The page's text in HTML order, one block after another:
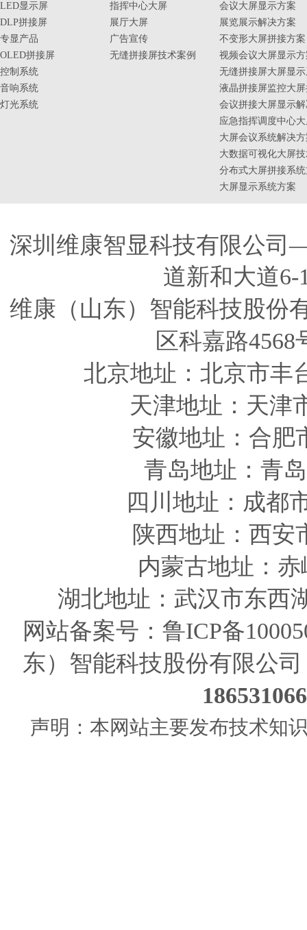
LED显示屏
DLP拼接屏
专显产品
OLED拼接屏
控制系统
音响系统
灯光系统
指挥中心大屏
展厅大屏
广告宣传
无缝拼接屏技术案例
会议大屏显示方案
展览展示解决方案
不变形大屏拼接方案
视频会议大屏显示
无缝拼接屏大屏显
液晶拼接屏监控大
会议拼接大屏显示
应急指挥调度中心
大屏会议系统解决
大数据可视化大屏
分布式大屏拼接系
大屏显示系统方案
深圳维康智显科技有限公
道新和大道6-
维康（山东）智能科技股
区科嘉路
北京地址：北京市丰
天津地址 ：天津
安徽地址 ：合
青岛地址 ：青
四川 地址 ：成都
陕西地址 ：西
内蒙古地址：
湖北地址：武汉市东西
网站备案号： 鲁ICP备
东）智能科技股份有限公司
声明：本网站主要发布技术知